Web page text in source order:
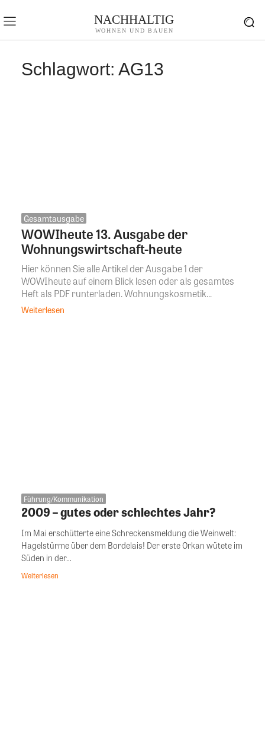
NACHHALTIG
WOHNEN UND BAUEN
Schlagwort: AG13
Gesamtausgabe
WOWIheute 13. Ausgabe der
Wohnungswirtschaft-heute
Hier können Sie alle Artikel der Ausgabe 1 der
WOWIheute auf einem Blick lesen oder als gesamtes
Heft als PDF runterladen. Wohnungskosmetik...
Weiterlesen
Führung/Kommunikation
2009 – gutes oder schlechtes Jahr?
Im Mai erschütterte eine Schreckensmeldung die Weinwelt:
Hagelstürme über dem Bordelais! Der erste Orkan wütete im
Süden in der...
Weiterlesen